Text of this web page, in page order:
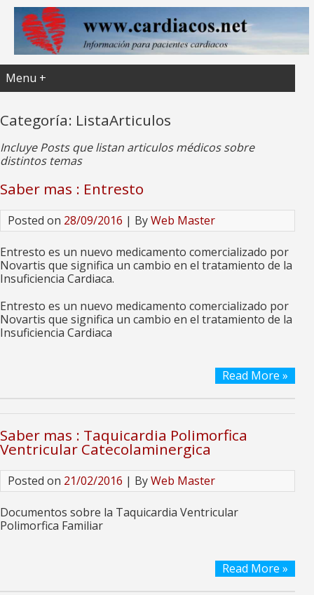
Menu +
Categoría: ListaArticulos
Incluye Posts que listan articulos médicos sobre
distintos temas
Saber mas : Entresto
Posted on 28/09/2016 | ByWeb Master
Entresto es un nuevo medicamento comercializado por
Novartis que significa un cambio en el tratamiento de la
Insuficiencia Cardiaca.
Entresto es un nuevo medicamento comercializado por
Novartis que significa un cambio en el tratamiento de la
Insuficiencia Cardiaca
Read More »
Saber mas : Taquicardia Polimorfica
Ventricular Catecolaminergica
Posted on 21/02/2016 | ByWeb Master
Documentos sobre la Taquicardia Ventricular
Polimorfica Familiar
Read More »